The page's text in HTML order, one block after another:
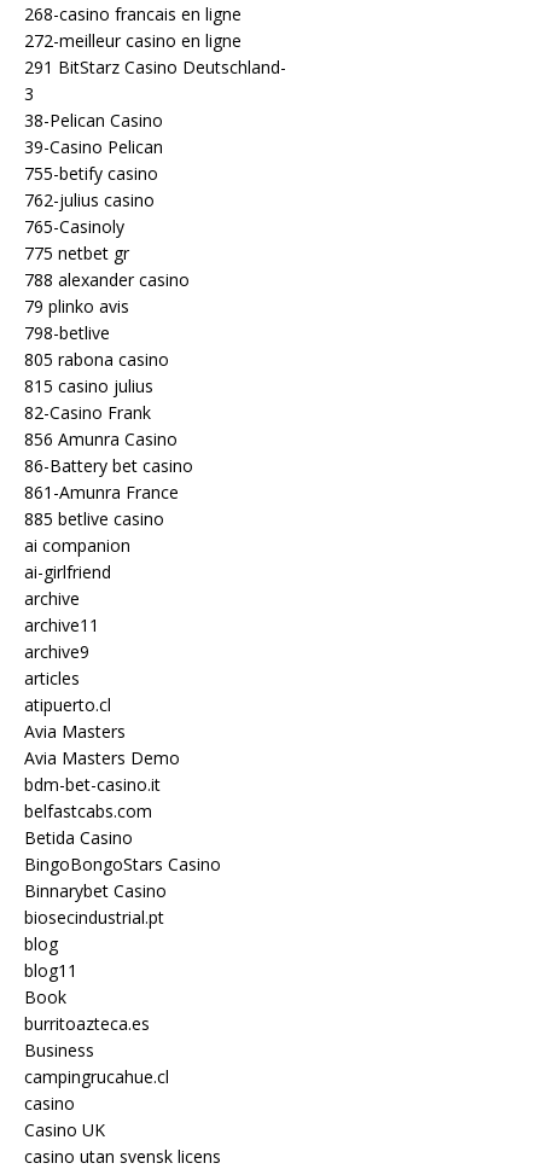
268-casino francais en ligne
272-meilleur casino en ligne
291 BitStarz Casino Deutschland-
3
38-Pelican Casino
39-Casino Pelican
755-betify casino
762-julius casino
765-Casinoly
775 netbet gr
788 alexander casino
79 plinko avis
798-betlive
805 rabona casino
815 casino julius
82-Casino Frank
856 Amunra Casino
86-Battery bet casino
861-Amunra France
885 betlive casino
ai companion
ai-girlfriend
archive
archive11
archive9
articles
atipuerto.cl
Avia Masters
Avia Masters Demo
bdm-bet-casino.it
belfastcabs.com
Betida Casino
BingoBongoStars Casino
Binnarybet Casino
biosecindustrial.pt
blog
blog11
Book
burritoazteca.es
Business
campingrucahue.cl
casino
Casino UK
casino utan svensk licens